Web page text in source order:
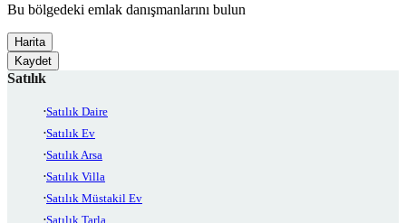
Bu bölgedeki emlak danışmanlarını bulun
Harita
Kaydet
Satılık
Satılık Daire
Satılık Ev
Satılık Arsa
Satılık Villa
Satılık Müstakil Ev
Satılık Tarla